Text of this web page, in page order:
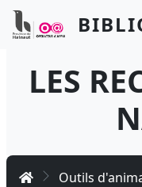
Panneau de gestion
Aller au contenu
LES
AccueilOutils